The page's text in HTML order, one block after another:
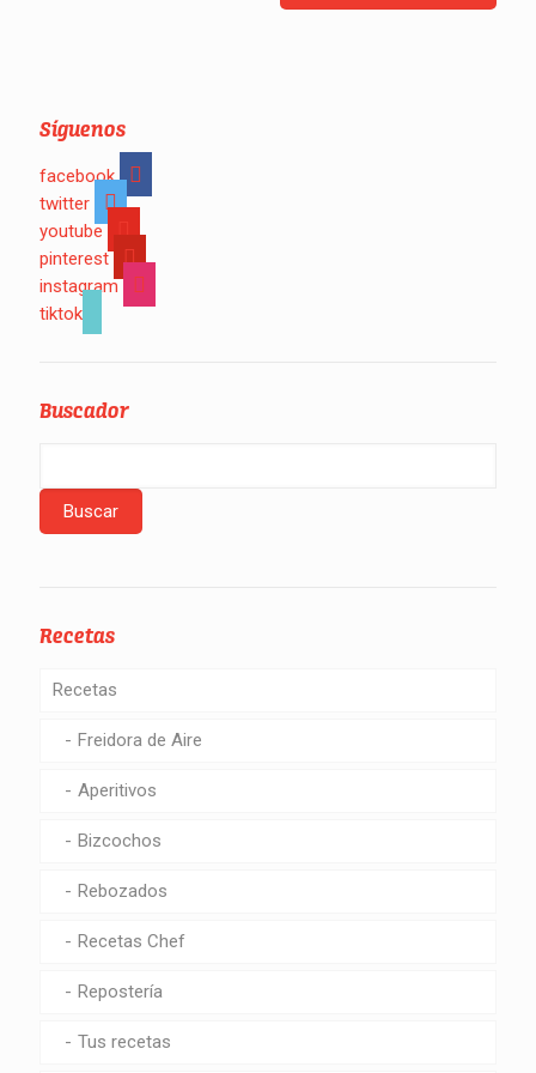
Síguenos
facebook
twitter
youtube
pinterest
instagram
tiktok
Buscador
Recetas
Recetas
Freidora de Aire
Aperitivos
Bizcochos
Rebozados
Recetas Chef
Repostería
Tus recetas